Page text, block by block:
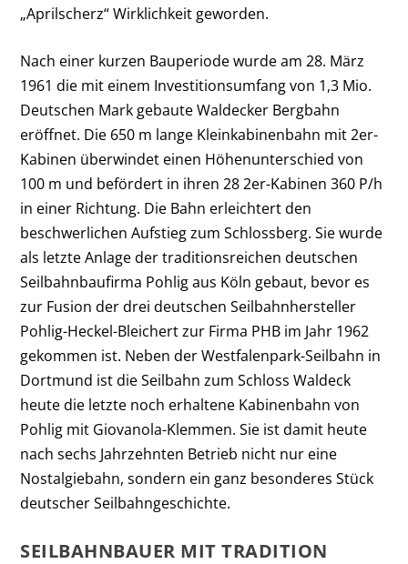
„Aprilscherz“ Wirklichkeit geworden.
Nach einer kurzen Bauperiode wurde am 28. März
1961 die mit einem Investitionsumfang von 1,3 Mio.
Deutschen Mark gebaute Waldecker Bergbahn
eröffnet. Die 650 m lange Kleinkabinenbahn mit 2er-
Kabinen überwindet einen Höhenunterschied von
100 m und befördert in ihren 28 2er-Kabinen 360 P/h
in einer Richtung. Die Bahn erleichtert den
beschwerlichen Aufstieg zum Schlossberg. Sie wurde
als letzte Anlage der traditionsreichen deutschen
Seilbahnbaufirma Pohlig aus Köln gebaut, bevor es
zur Fusion der drei deutschen Seilbahnhersteller
Pohlig-Heckel-Bleichert zur Firma PHB im Jahr 1962
gekommen ist. Neben der Westfalenpark-Seilbahn in
Dortmund ist die Seilbahn zum Schloss Waldeck
heute die letzte noch erhaltene Kabinenbahn von
Pohlig mit Giovanola-Klemmen. Sie ist damit heute
nach sechs Jahrzehnten Betrieb nicht nur eine
Nostalgiebahn, sondern ein ganz besonderes Stück
deutscher Seilbahngeschichte.
SEILBAHNBAUER MIT TRADITION